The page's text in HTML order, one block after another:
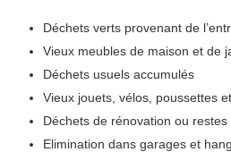
Déchets verts provenant de
Vieux meubles de maison et de
Déchets usuels accumulés
Vieux jouets, vélos, poussettes
Déchets de rénovation ou
Elimination dans garages et